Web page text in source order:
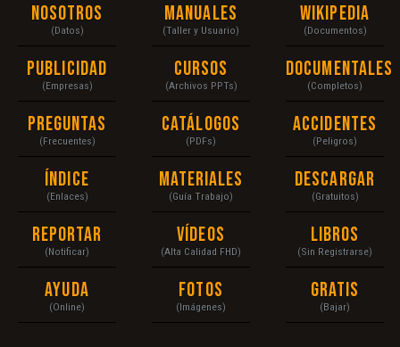
Nosotros
(Datos)
Publicidad
(Empresas)
Preguntas
(Frecuentes)
Índice
(Enlaces)
Reportar
(Notificar)
Ayuda
(Online)
Manuales
(Taller y Usuario)
Cursos
(Archivos PPTs)
Catálogos
(PDFs)
Materiales
(Guía Trabajo)
Vídeos
(Alta Calidad FHD)
Fotos
(Imágenes)
Wikipedia
(Documentos)
Documentales
(Completos)
Accidentes
(Peligros)
Descargar
(Gratuitos)
Libros
(Sin Registrarse)
Gratis
(Bajar)